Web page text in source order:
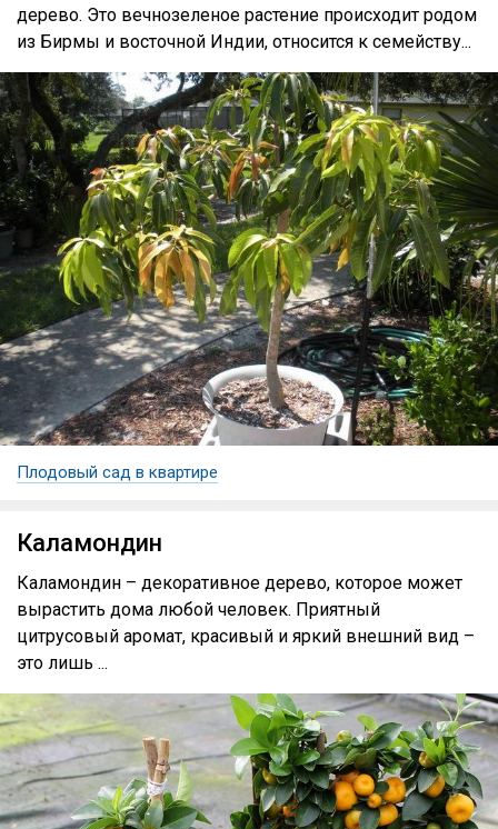
дерево. Это вечнозеленое растение происходит родом
из Бирмы и восточной Индии, относится к семейству...
Плодовый сад в квартире
Каламондин
Каламондин – декоративное дерево, которое может
вырастить дома любой человек. Приятный
цитрусовый аромат, красивый и яркий внешний вид –
это лишь ...